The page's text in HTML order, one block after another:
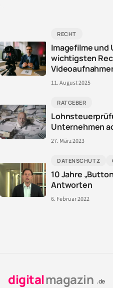
RECHT
Imagefilme und
wichtigsten
11. August 2025
RATGEBER
Unternehmen
27. März 2023
DATENSCHUTZ
10 Jahre
Antworten
6. Februar 2022
digitalmagazin .de